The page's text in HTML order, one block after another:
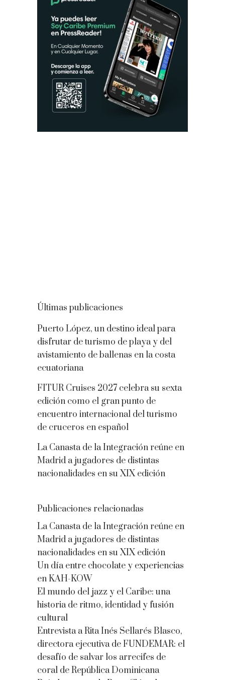
Últimas publicaciones
Puerto López, un destino ideal para
disfrutar de turismo de playa y del
avistamiento de ballenas en la costa
ecuatoriana
FITUR Cruises 2027 celebra su sexta
edición como el gran punto de
encuentro internacional del turismo
de cruceros en español
La Canasta de la Integración reúne en
Madrid a jugadores de distintas
nacionalidades en su XIX edición
Publicaciones relacionadas
La Canasta de la Integración reúne en
Madrid a jugadores de distintas
nacionalidades en su XIX edición
Un día entre chocolate y experiencias
en KAH-KOW
El mundo del jazz y el Caribe: una
historia de ritmo, identidad y fusión
cultural
Entrevista a Rita Inés Sellarés Blasco,
directora ejecutiva de FUNDEMAR: el
desafío de salvar los arrecifes de
coral de República Dominicana